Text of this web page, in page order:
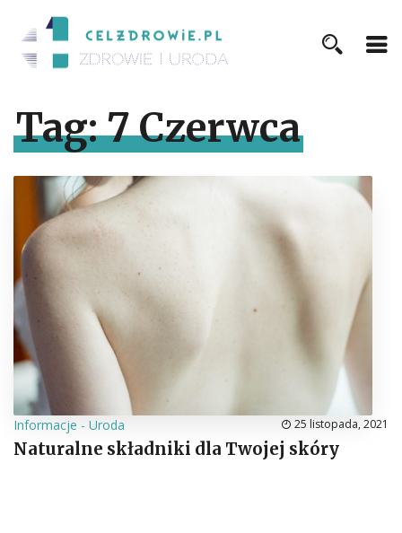
Tag:7 Czerwca
Informacje - Uroda 25 listopada, 2021
Naturalne składniki dla Twojej skóry